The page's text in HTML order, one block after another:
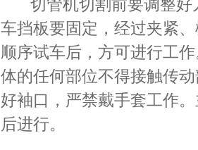
切管机切割前要调整好
车挡板要固定，经过夹紧
顺序试车后，方可进行工
体的任何部位不得接触传
好袖口，严禁戴手套工作
后进行。